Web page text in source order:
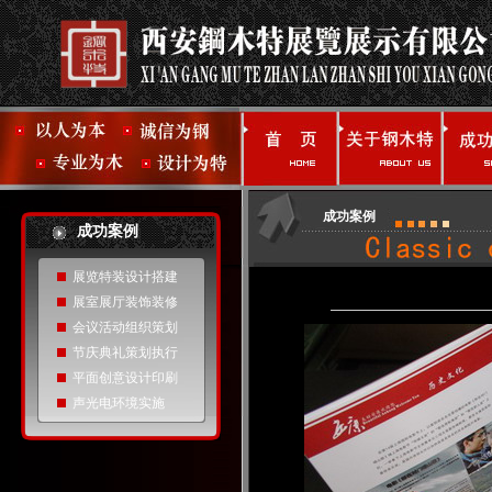
成功案例
展览特装设计搭建
展室展厅装饰装修
会议活动组织策划
节庆典礼策划执行
平面创意设计印刷
声光电环境实施
成功案例